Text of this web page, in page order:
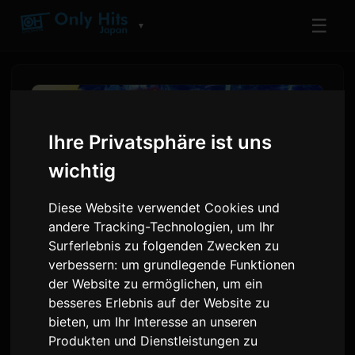
Ihre Privatsphäre ist uns
wichtig
Diese Website verwendet Cookies und
andere Tracking-Technologien, um Ihr
Surferlebnis zu folgenden Zwecken zu
verbessern: um grundlegende Funktionen
der Website zu ermöglichen, um ein
besseres Erlebnis auf der Website zu
bieten, um Ihr Interesse an unseren
Produkten und Dienstleistungen zu
▼ ☰
Shangri-La Frontier Manga
bietet 126 Kapitel 72 Stunden
lang kostenlos an